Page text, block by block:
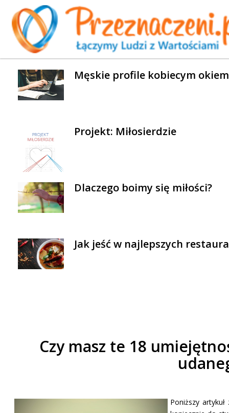
WYBRANE AKTUALNOŚCI
Męskie profile kobiecym okiem
Projekt: Miłosierdzie
Dlaczego boimy się miłości?
Jak jeść w najlepszych
Czy masz te 18
Poniższy